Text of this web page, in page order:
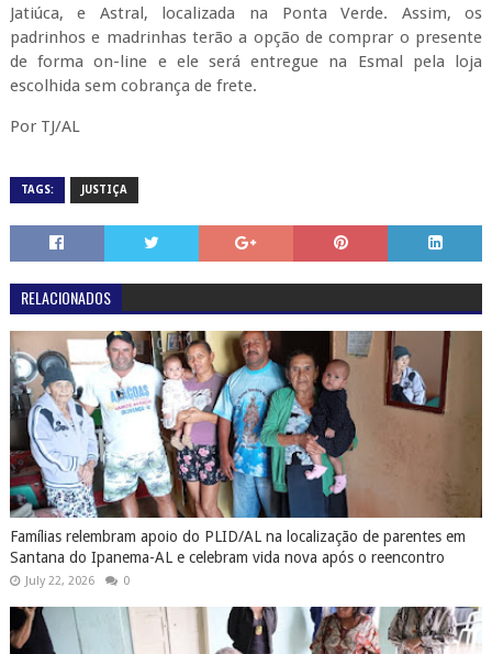
Jatiúca, e Astral, localizada na Ponta Verde. Assim, os
padrinhos e madrinhas terão a opção de comprar o presente
de forma on-line e ele será entregue na Esmal pela loja
escolhida sem cobrança de frete.
Por TJ/AL
TAGS: JUSTIÇA
RELACIONADOS
Famílias relembram apoio do PLID/AL na localização de parentes em
Santana do Ipanema-AL e celebram vida nova após o reencontro
July 22, 2026 0